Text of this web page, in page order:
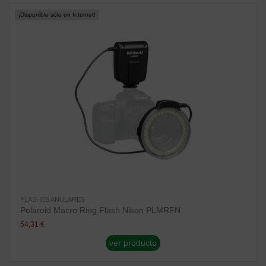
¡Disponible sólo en Internet!
FLASHES ANULARES
Polaroid Macro Ring Flash Nikon PLMRFN
54,31 €
ver producto